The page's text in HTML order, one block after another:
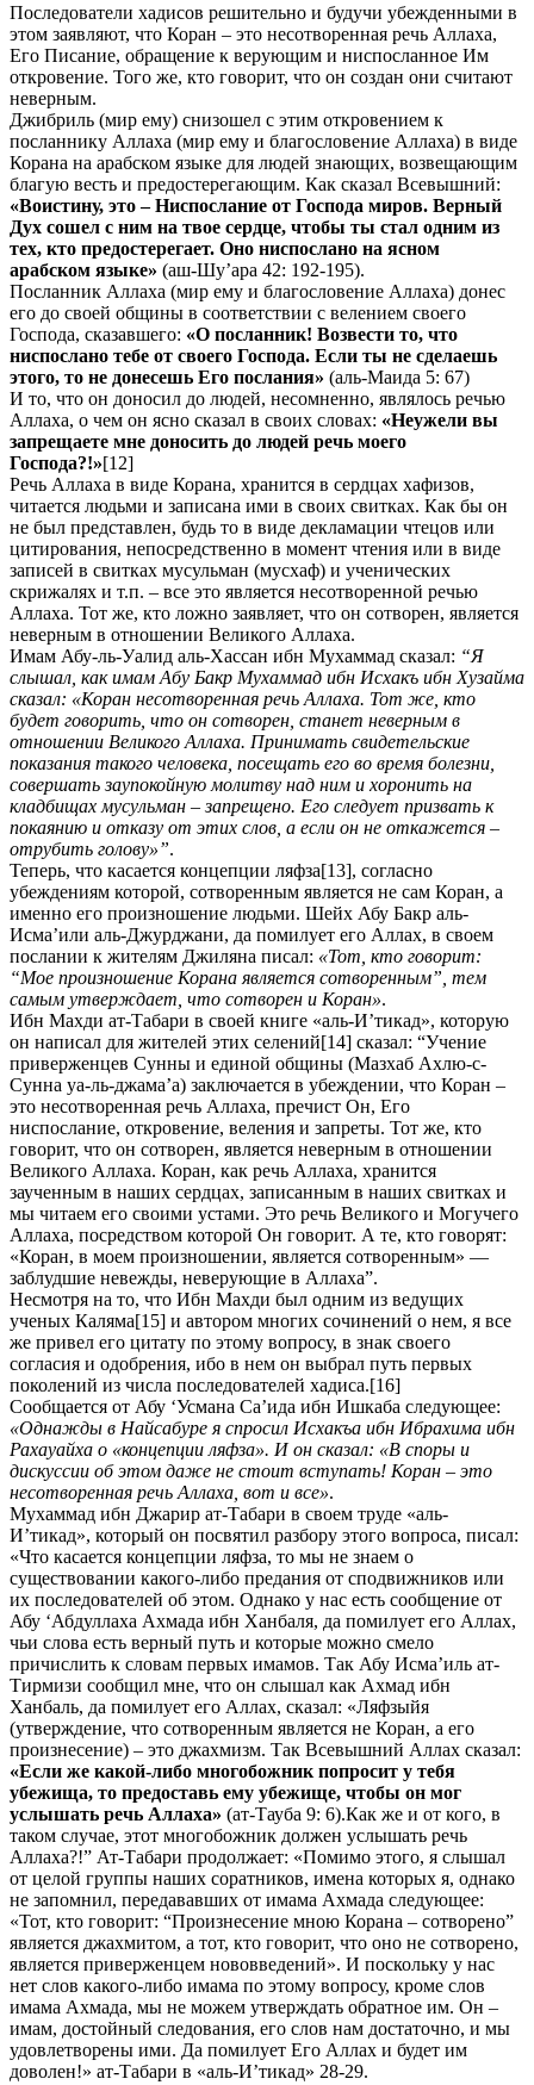
Последователи хадисов решительно и будучи убежденными в
этом заявляют, что Коран – это несотворенная речь Аллаха,
Его Писание, обращение к верующим и ниспосланное Им
откровение. Того же, кто говорит, что он создан они считают
неверным.
Джибриль (мир ему) снизошел с этим откровением к
посланнику Аллаха (мир ему и благословение Аллаха) в виде
Корана на арабском языке для людей знающих, возвещающим
благую весть и предостерегающим. Как сказал Всевышний:
«Воистину, это – Ниспослание от Господа миров. Верный
Дух сошел с ним на твое сердце, чтобы ты стал одним из
тех, кто предостерегает. Оно ниспослано на ясном
арабском языке» (аш-Шу’ара 42: 192-195).
Посланник Аллаха (мир ему и благословение Аллаха) донес
его до своей общины в соответствии с велением своего
Господа, сказавшего: «О посланник! Возвести то, что
ниспослано тебе от своего Господа. Если ты не сделаешь
этого, то не донесешь Его послания» (аль-Маида 5: 67)
И то, что он доносил до людей, несомненно, являлось речью
Аллаха, о чем он ясно сказал в своих словах: «Неужели вы
запрещаете мне доносить до людей речь моего
Господа?!»[12]
Речь Аллаха в виде Корана, хранится в сердцах хафизов,
читается людьми и записана ими в своих свитках. Как бы он
не был представлен, будь то в виде декламации чтецов или
цитирования, непосредственно в момент чтения или в виде
записей в свитках мусульман (мусхаф) и ученических
скрижалях и т.п. – все это является несотворенной речью
Аллаха. Тот же, кто ложно заявляет, что он сотворен, является
неверным в отношении Великого Аллаха.
Имам Абу-ль-Уалид аль-Хассан ибн Мухаммад сказал: “Я
слышал, как имам Абу Бакр Мухаммад ибн Исхакъ ибн Хузайма
сказал: «Коран несотворенная речь Аллаха. Тот же, кто
будет говорить, что он сотворен, станет неверным в
отношении Великого Аллаха. Принимать свидетельские
показания такого человека, посещать его во время болезни,
совершать заупокойную молитву над ним и хоронить на
кладбищах мусульман – запрещено. Его следует призвать к
покаянию и отказу от этих слов, а если он не откажется –
отрубить голову»”.
Теперь, что касается концепции ляфза[13], согласно
убеждениям которой, сотворенным является не сам Коран, а
именно его произношение людьми. Шейх Абу Бакр аль-
Исма’или аль-Джурджани, да помилует его Аллах, в своем
послании к жителям Джиляна писал: «Тот, кто говорит:
“Мое произношение Корана является сотворенным”, тем
самым утверждает, что сотворен и Коран».
Ибн Махди ат-Табари в своей книге «аль-И’тикад», которую
он написал для жителей этих селений[14] сказал: “Учение
приверженцев Сунны и единой общины (Мазхаб Ахлю-с-
Сунна уа-ль-джама’а) заключается в убеждении, что Коран –
это несотворенная речь Аллаха, пречист Он, Его
ниспослание, откровение, веления и запреты. Тот же, кто
говорит, что он сотворен, является неверным в отношении
Великого Аллаха. Коран, как речь Аллаха, хранится
заученным в наших сердцах, записанным в наших свитках и
мы читаем его своими устами. Это речь Великого и Могучего
Аллаха, посредством которой Он говорит. А те, кто говорят:
«Коран, в моем произношении, является сотворенным» —
заблудшие невежды, неверующие в Аллаха”.
Несмотря на то, что Ибн Махди был одним из ведущих
ученых Каляма[15] и автором многих сочинений о нем, я все
же привел его цитату по этому вопросу, в знак своего
согласия и одобрения, ибо в нем он выбрал путь первых
поколений из числа последователей хадиса.[16]
Сообщается от Абу ‘Усмана Са’ида ибн Ишкаба следующее:
«Однажды в Найсабуре я спросил Исхакъа ибн Ибрахима ибн
Рахауайха о «концепции ляфза». И он сказал: «В споры и
дискуссии об этом даже не стоит вступать! Коран – это
несотворенная речь Аллаха, вот и все».
Мухаммад ибн Джарир ат-Табари в своем труде «аль-
И’тикад», который он посвятил разбору этого вопроса, писал:
«Что касается концепции ляфза, то мы не знаем о
существовании какого-либо предания от сподвижников или
их последователей об этом. Однако у нас есть сообщение от
Абу ‘Абдуллаха Ахмада ибн Ханбаля, да помилует его Аллах,
чьи слова есть верный путь и которые можно смело
причислить к словам первых имамов. Так Абу Исма’иль ат-
Тирмизи сообщил мне, что он слышал как Ахмад ибн
Ханбаль, да помилует его Аллах, сказал: «Ляфзыйя
(утверждение, что сотворенным является не Коран, а его
произнесение) – это джахмизм. Так Всевышний Аллах сказал:
«Если же какой-либо многобожник попросит у тебя
убежища, то предоставь ему убежище, чтобы он мог
услышать речь Аллаха» (ат-Тауба 9: 6).Как же и от кого, в
таком случае, этот многобожник должен услышать речь
Аллаха?!” Ат-Табари продолжает: «Помимо этого, я слышал
от целой группы наших соратников, имена которых я, однако
не запомнил, передававших от имама Ахмада следующее:
«Тот, кто говорит: “Произнесение мною Корана – сотворено”
является джахмитом, а тот, кто говорит, что оно не сотворено,
является приверженцем нововведений». И поскольку у нас
нет слов какого-либо имама по этому вопросу, кроме слов
имама Ахмада, мы не можем утверждать обратное им. Он –
имам, достойный следования, его слов нам достаточно, и мы
удовлетворены ими. Да помилует Его Аллах и будет им
доволен!» ат-Табари в «аль-И’тикад» 28-29.